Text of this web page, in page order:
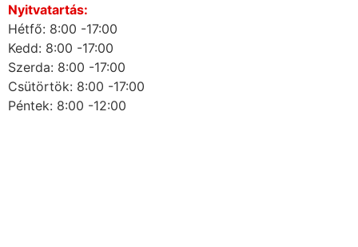
Nyitvatartás:
Hétfő: 8:00 -17:00
Kedd: 8:00 -17:00
Szerda: 8:00 -17:00
Csütörtök: 8:00 -17:00
Péntek: 8:00 -12:00